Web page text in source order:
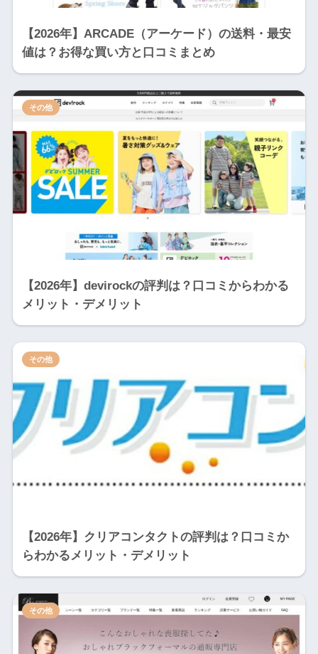
【2026年】ARCADE（アーケード）の送料・最安
値は？お得な買い方と口コミまとめ
【2026年】devirockの評判は？口コミからわかる
メリット・デメリット
その他
【2026年】クリアコンタクトの評判は？口コミか
らわかるメリット・デメリット
その他
その他